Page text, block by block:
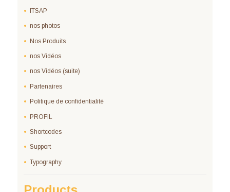
ITSAP
nos photos
Nos Produits
nos Vidéos
nos Vidéos (suite)
Partenaires
Politique de confidentialité
PROFIL
Shortcodes
Support
Typography